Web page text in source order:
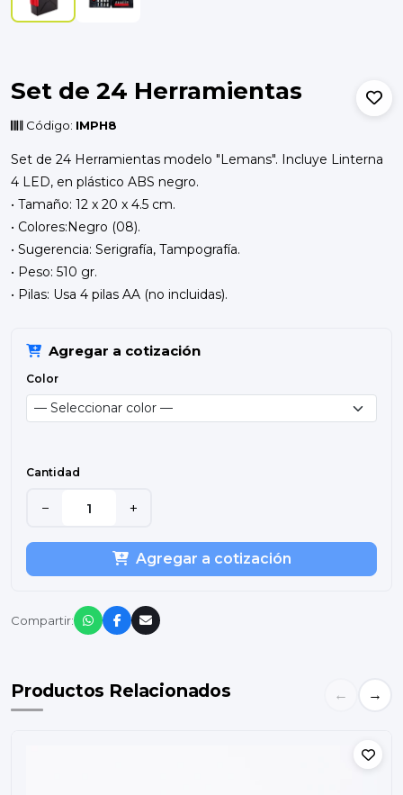
Set de 24 Herramientas
Código: IMPH8
Set de 24 Herramientas modelo "Lemans". Incluye Linterna
4 LED, en plástico ABS negro.
• Tamaño: 12 x 20 x 4.5 cm.
• Colores:Negro (08).
• Sugerencia: Serigrafía, Tampografía.
• Peso: 510 gr.
• Pilas: Usa 4 pilas AA (no incluidas).
Agregar a cotización
Color
Cantidad
− +
Agregar a cotización
Compartir:
Productos Relacionados ← →